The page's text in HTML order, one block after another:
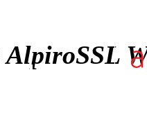
AlpiroSSL